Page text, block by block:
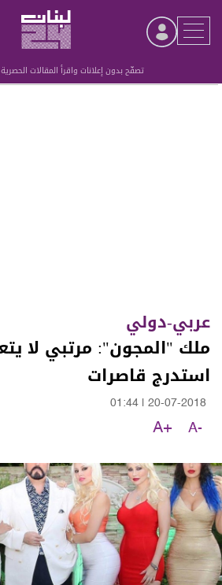
تصفّح بدون إعلانات واقرأ المقالات الحصرية
Advertisement
عربي-دولي
استدرج قاصرات
20-07-2018
01:44
A-
A+